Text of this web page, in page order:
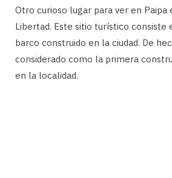
Otro curioso lugar para ver en Paipa
Libertad. Este sitio turístico consiste
barco construido en la ciudad. De
considerado como la primera
en la localidad.